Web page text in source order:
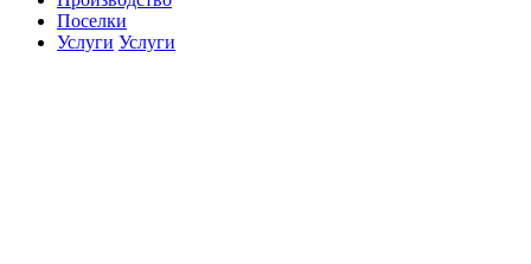
Поселки
Услуги Услуги